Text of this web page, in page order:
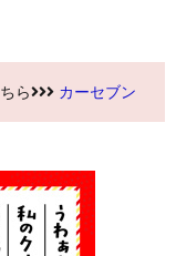
ら カーセブン